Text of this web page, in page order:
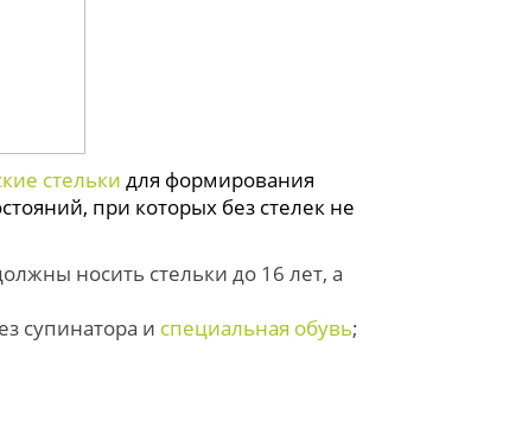
стельки для формирования
при которых без стелек не
носить стельки до 16 лет, а
супинатора и специальная обувь;